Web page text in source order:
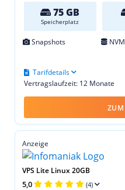
75 GB
Speicherplatz
Snapshots
Vertragslaufzeit: 12 Monate
Tarifdetails
Anzeige
VPS Lite Linux 20GB
5,0 (4)